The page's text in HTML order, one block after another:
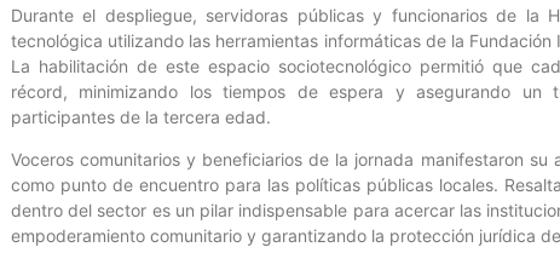
Durante el despliegue, servidoras públicas y funcionarios de la
tecnológica utilizando las herramientas informáticas de la
La habilitación de este espacio sociotecnológico permitió que
récord, minimizando los tiempos de espera y asegurando
participantes de la tercera edad.
Voceros comunitarios y beneficiarios de la jornada manifestaron
como punto de encuentro para las políticas públicas locales.
dentro del sector es un pilar indispensable para acercar las
empoderamiento comunitario y garantizando la protección jurídica